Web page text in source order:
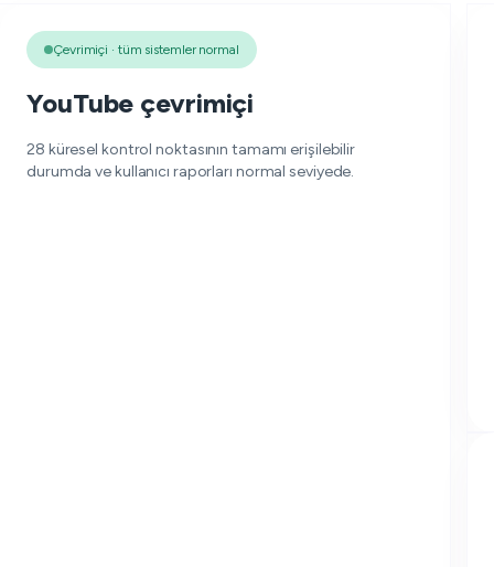
Çevrimiçi · tüm sistemler normal
YouTube çevrimiçi
28 küresel kontrol noktasının tamamı erişilebilir
durumda ve kullanıcı raporları normal seviyede.